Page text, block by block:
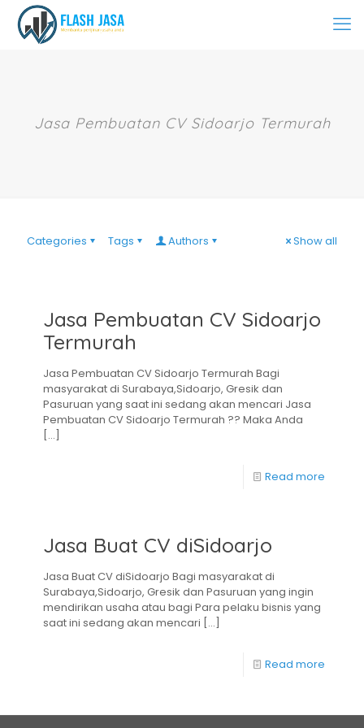
Jasa Pembuatan CV Sidoarjo Termurah
Categories Tags Authors Show all
Jasa Pembuatan CV Sidoarjo
Termurah
Jasa Pembuatan CV Sidoarjo Termurah Bagi
masyarakat di Surabaya,Sidoarjo, Gresik dan
Pasuruan yang saat ini sedang akan mencari Jasa
Pembuatan CV Sidoarjo Termurah ?? Maka Anda
[…]
Read more
Jasa Buat CV diSidoarjo
Jasa Buat CV diSidoarjo Bagi masyarakat di
Surabaya,Sidoarjo, Gresik dan Pasuruan yang ingin
mendirikan usaha atau bagi Para pelaku bisnis yang
saat ini sedang akan mencari […]
Read more